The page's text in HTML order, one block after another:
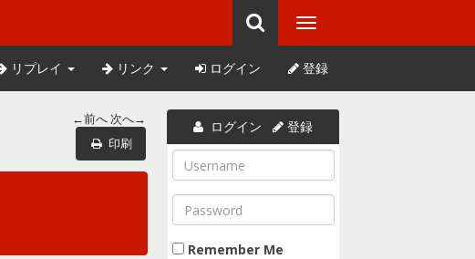
リプレイ リンク ログイン 登録
←前へ 次へ→
印刷
ログイン 登録
Remember Me